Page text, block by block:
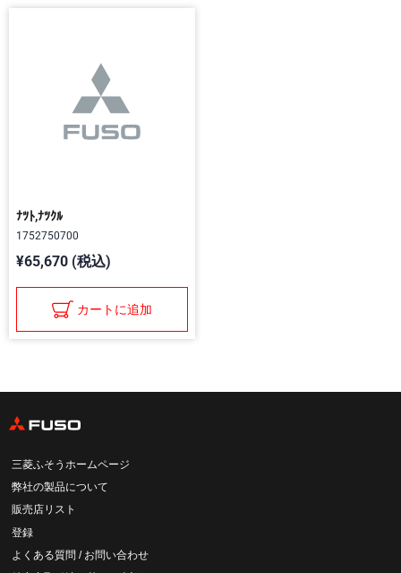
ﾅﾂﾄ,ﾅﾂｸﾙ
1752750700
¥65,670 (税込)
カートに追加
三菱ふそうホームページ
弊社の製品について
販売店リスト
登録
よくある質問 / お問い合わせ